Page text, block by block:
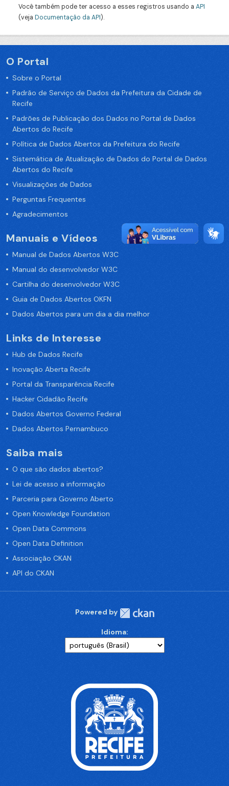
Você também pode ter acesso a esses registros usando a API
(veja Documentação da API).
O Portal
Sobre o Portal
Padrão de Serviço de Dados da Prefeitura da Cidade de
Recife
Padrões de Publicação dos Dados no Portal de Dados
Abertos do Recife
Política de Dados Abertos da Prefeitura do Recife
Sistemática de Atualização de Dados do Portal de Dados
Abertos do Recife
Visualizações de Dados
Perguntas Frequentes
Agradecimentos
Manuais e Vídeos
Manual de Dados Abertos W3C
Manual do desenvolvedor W3C
Cartilha do desenvolvedor W3C
Guia de Dados Abertos OKFN
Dados Abertos para um dia a dia melhor
Links de Interesse
Hub de Dados Recife
Inovação Aberta Recife
Portal da Transparência Recife
Hacker Cidadão Recife
Dados Abertos Governo Federal
Dados Abertos Pernambuco
Saiba mais
O que são dados abertos?
Lei de acesso a informação
Parceria para Governo Aberto
Open Knowledge Foundation
Open Data Commons
Open Data Definition
Associação CKAN
API do CKAN
Powered by
Idioma